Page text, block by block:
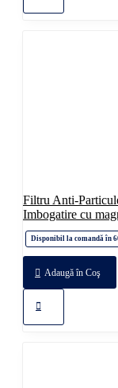
Filtru Anti-
Imbogatire cu
Disponibil la comandă în
Adaugă în Coş